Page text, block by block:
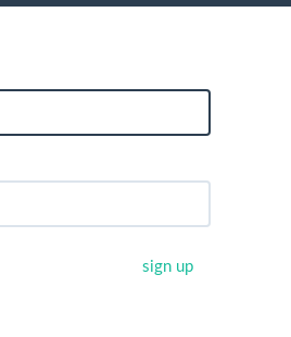
sign up